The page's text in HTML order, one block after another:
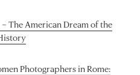
The American Dream of the
Photographers in Rome: